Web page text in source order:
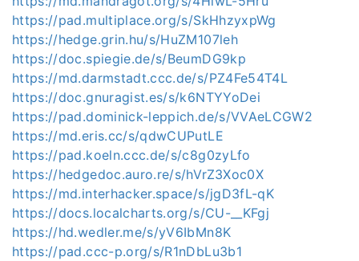
https://pad.multiplace.org/s/SkHhzyxpWg
https://hedge.grin.hu/s/HuZM107leh
https://doc.spiegie.de/s/BeumDG9kp
https://md.darmstadt.ccc.de/s/PZ4Fe54T4L
https://doc.gnuragist.es/s/k6NTYYoDei
https://pad.dominick-leppich.de/s/VVAeLCGW2
https://md.eris.cc/s/qdwCUPutLE
https://pad.koeln.ccc.de/s/c8g0zyLfo
https://hedgedoc.auro.re/s/hVrZ3Xoc0X
https://md.interhacker.space/s/jgD3fL-qK
https://docs.localcharts.org/s/CU-__KFgj
https://hd.wedler.me/s/yV6IbMn8K
https://pad.ccc-p.org/s/R1nDbLu3b1